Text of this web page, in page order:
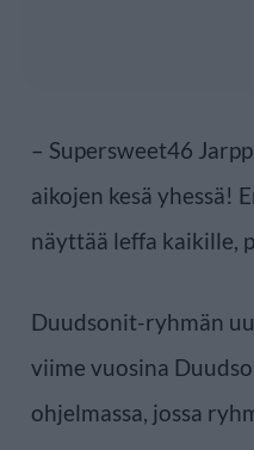
– Supersweet46
aikojen kesä yhessä!
näyttää leffa kaikille,
Duudsonit-ryhmän
viime vuosina
ohjelmassa, jossa